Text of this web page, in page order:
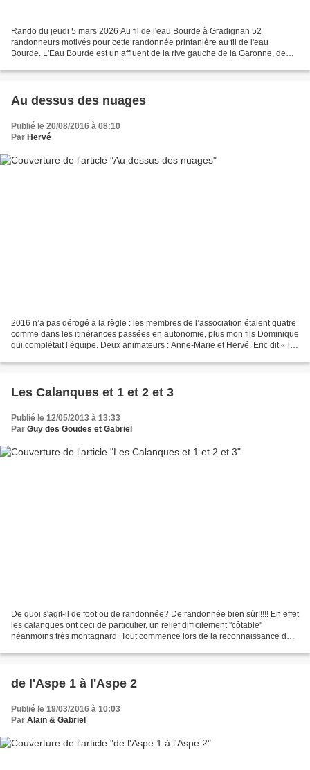
Rando du jeudi 5 mars 2026 Au fil de l'eau Bourde à Gradignan 52
randonneurs motivés pour cette randonnée printanière au fil de l'eau
Bourde. L'Eau Bourde est un affluent de la rive gauche de la Garonne, de
Au dessus des nuages
Publié le 20/08/2016 à 08:10
Par Hervé
2016 n’a pas dérogé à la règle : les membres de l’association étaient quatre
comme dans les itinérances passées en autonomie, plus mon fils Dominique
qui complétait l’équipe. Deux animateurs : Anne-Marie et Hervé. Eric dit « le
Les Calanques et 1 et 2 et 3
Publié le 12/05/2013 à 13:33
Par Guy des Goudes et Gabriel
De quoi s'agit-il de foot ou de randonnée? De randonnée bien sûr!!!!! En effet
les calanques ont ceci de particulier, un relief difficilement ''côtable''
néanmoins très montagnard. Tout commence lors de la reconnaissance du
de l'Aspe 1 à l'Aspe 2
Publié le 19/03/2016 à 10:03
Par Alain & Gabriel